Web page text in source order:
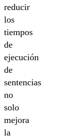
reducir
los
tiempos
de
ejecución
de
sentencias
no
solo
mejora
la